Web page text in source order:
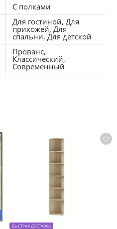
С полками
Для гостиной, Для
прихожей, Для
спальни, Для детской
Прованс,
Классический,
Современный
БЫСТРАЯ ДОСТАВКА